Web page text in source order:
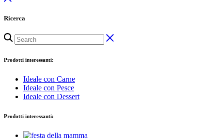
Ricerca
Prodotti interessanti:
Ideale con Carne
Ideale con Pesce
Ideale con Dessert
Prodotti interessanti: